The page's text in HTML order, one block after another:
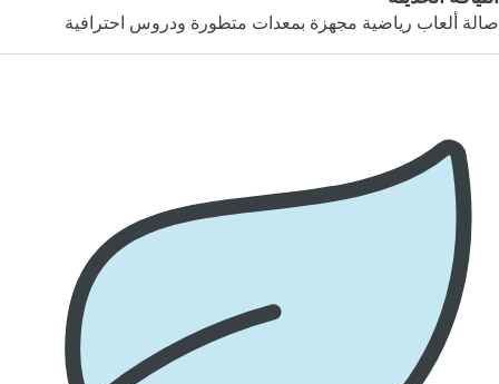
صالة ألعاب رياضية مجهزة بمعدات متطورة ودروس احترافية